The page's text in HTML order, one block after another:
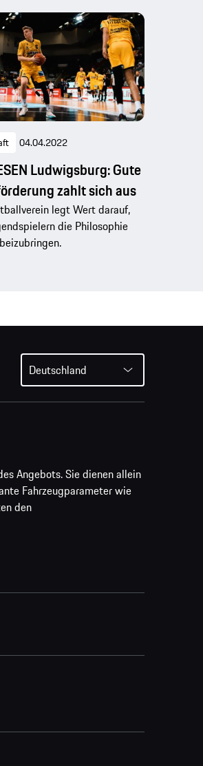
04.04.2022
Ludwigsburg: Gute
zahlt sich aus
legt Wert darauf,
die Philosophie
Deutschland
Angebots. Sie dienen allein
Fahrzeugparameter wie
den